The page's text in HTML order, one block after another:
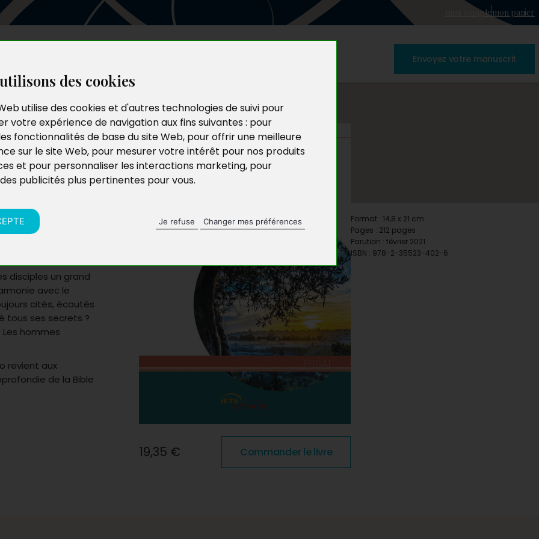
des cookies
utilise des cookies et d'autres technologies de suivi pour
votre expérience de navigation aux fins suivantes : pour
fonctionnalités de base du site Web, pour offrir une meilleure
sur le site Web, pour mesurer votre intérêt pour nos produits
et pour personnaliser les interactions marketing, pour
publicités plus pertinentes pour vous.
Je refuse Changer mes préférences
mon comptemon panier
Envoyez votre manuscrit
disciples un grand
avec le
cités, écoutés
tous ses secrets ?
hommes
revient aux
de la Bible
19,35 € Commander le livre
Format : 14,8 x 21 cm
Pages : 212 pages
Parution : février 2021
ISBN : 978-2-35523-402-6